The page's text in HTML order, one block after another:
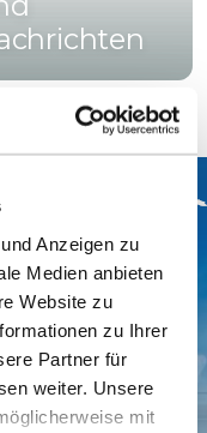
Anzeigen zu
Medien anbieten
Website zu
zu Ihrer
Partner für
weiter. Unsere
mit
immer